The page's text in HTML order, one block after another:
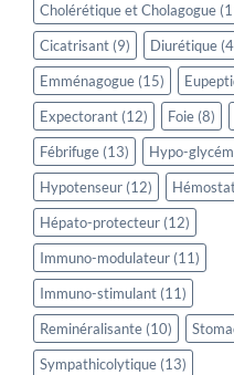
Cholérétique et Cholagogue
Cicatrisant (9) Diurétique
Emménagogue (15)
Expectorant (12) Foie (8)
Fébrifuge (13) Hypo-
Hypotenseur (12)
Hépato-protecteur (12)
Immuno-modulateur (11)
Immuno-stimulant (11)
Reminéralisante (10)
Sympathicolytique (13)